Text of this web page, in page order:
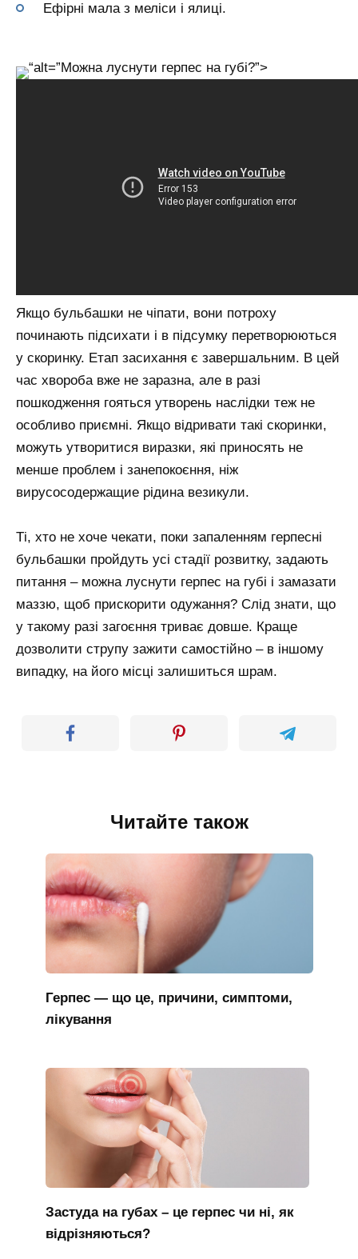
Ефірні мала з меліси і ялиці.
“alt=”Можна луснути герпес на губі?”>
Якщо бульбашки не чіпати, вони потроху
починають підсихати і в підсумку перетворюються
у скоринку. Етап засихання є завершальним. В цей
час хвороба вже не заразна, але в разі
пошкодження гояться утворень наслідки теж не
особливо приємні. Якщо відривати такі скоринки,
можуть утворитися виразки, які приносять не
менше проблем і занепокоєння, ніж
вирусосодержащие рідина везикули.
Ті, хто не хоче чекати, поки запаленням герпесні
бульбашки пройдуть усі стадії розвитку, задають
питання – можна луснути герпес на губі і замазати
маззю, щоб прискорити одужання? Слід знати, що
у такому разі загоєння триває довше. Краще
дозволити струпу зажити самостійно – в іншому
випадку, на його місці залишиться шрам.
Читайте також
Герпес — що це, причини, симптоми,
лікування
Застуда на губах – це герпес чи ні, як
відрізняються?